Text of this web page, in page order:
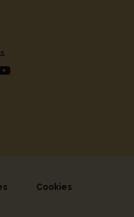
Cookies